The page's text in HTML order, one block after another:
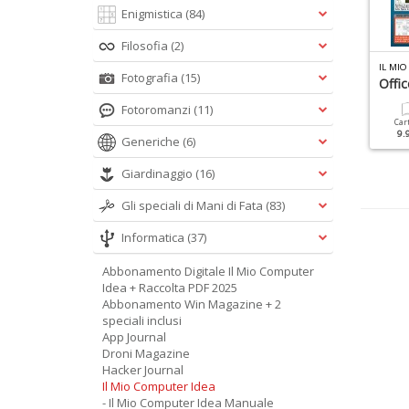
4.90 €
Smartphone Facile
Enigmistica (84)
Filosofia (2)
Fotografia (15)
Fotoromanzi (11)
Generiche (6)
Giardinaggio (16)
Gli speciali di Mani di Fata (83)
Informatica (37)
Abbonamento Digitale Il Mio Computer
Idea + Raccolta PDF 2025
Abbonamento Win Magazine + 2
speciali inclusi
App Journal
Droni Magazine
Hacker Journal
Il Mio Computer Idea
- Il Mio Computer Idea Manuale